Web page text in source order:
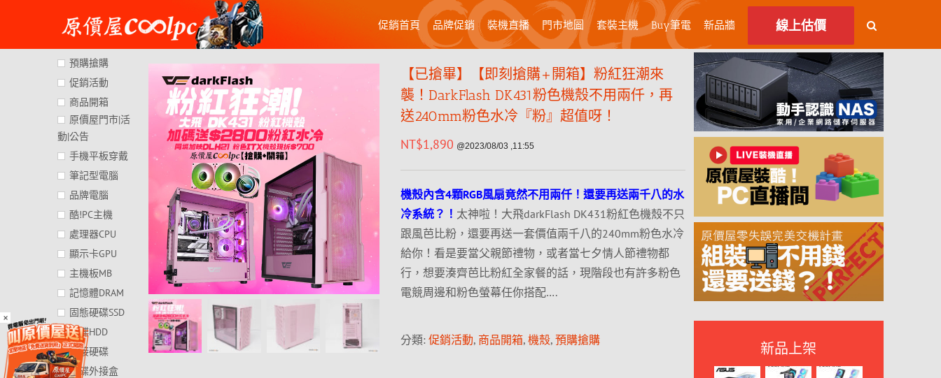
×
content
促銷首頁 品牌促銷 裝機直播 門市地圖 套裝主機 Buy筆電 新品牆 線上估價
【已搶畢】【即刻搶購+開箱】粉紅狂潮來
襲！DarkFlash DK431粉色機殼不用兩仟，再
送240mm粉色水冷『粉』超值呀！
NT$1,890 @2023/08/03 ,11:55
機殼內含4顆RGB風扇竟然不用兩仟！還要再送兩千八的水
冷系統？！ 太神啦！大飛darkFlash DK431粉紅色機殼不只
跟風芭比粉，還要再送一套價值兩千八的240mm粉色水冷
給你！看是要當父親節禮物，或者當七夕情人節禮物都
行，想要湊齊芭比粉紅全家餐的話，現階段也有許多粉色
電競周邊和粉色螢幕任你搭配….
分類: 促銷活動, 商品開箱, 機殼, 預購搶購
預購搶購
促銷活動
商品開箱
原價屋門市|活
動|公告
手機平板穿戴
筆記型電腦
品牌電腦
酷!PC主機
處理器CPU
顯示卡GPU
主機板MB
記憶體DRAM
固態硬碟SSD
硬碟HDD
外接硬碟
硬碟外接盒
新品上架